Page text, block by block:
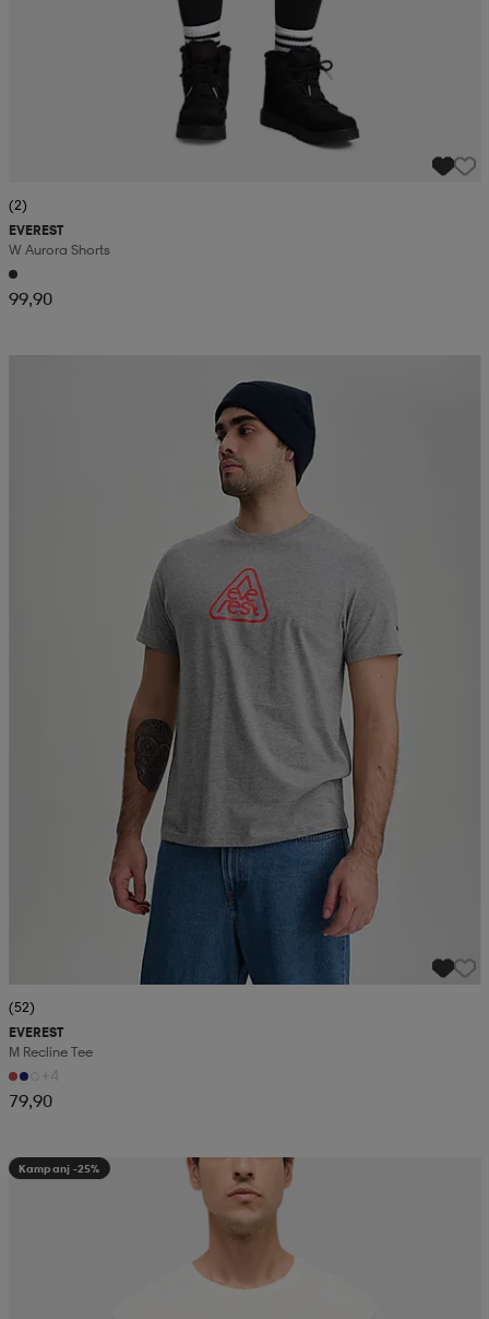
(2)
EVEREST
W Aurora Shorts
99,90
(52)
EVEREST
M Recline Tee
+4
79,90
Kampanj -25%